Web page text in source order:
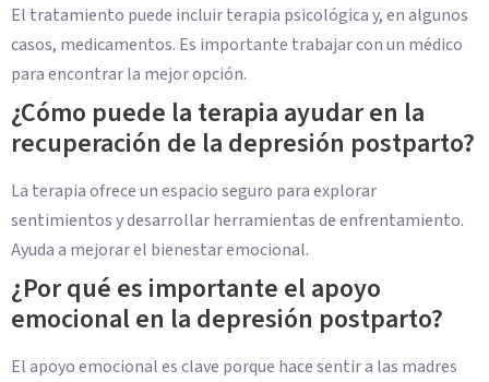
El tratamiento puede incluir terapia psicológica y, en algunos
casos, medicamentos. Es importante trabajar con un médico
para encontrar la mejor opción.
¿Cómo puede la terapia ayudar en la
recuperación de la depresión postparto?
La terapia ofrece un espacio seguro para explorar
sentimientos y desarrollar herramientas de enfrentamiento.
Ayuda a mejorar el bienestar emocional.
¿Por qué es importante el apoyo
emocional en la depresión postparto?
El apoyo emocional es clave porque hace sentir a las madres